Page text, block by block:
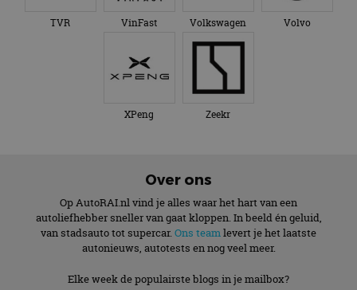
TVR VinFast Volkswagen Volvo
XPeng Zeekr
Over ons
Op AutoRAI.nl vind je alles waar het hart van een
autoliefhebber sneller van gaat kloppen. In beeld én geluid,
van stadsauto tot supercar. Ons teamlevert je het laatste
autonieuws, autotests en nog veel meer.
Elke week de populairste blogs in je mailbox?